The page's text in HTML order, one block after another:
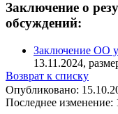
Заключение о
обсуждений:
Заключение ОО
13.11.2024,
Возврат к списку
Опубликовано:
Последнее изменение: